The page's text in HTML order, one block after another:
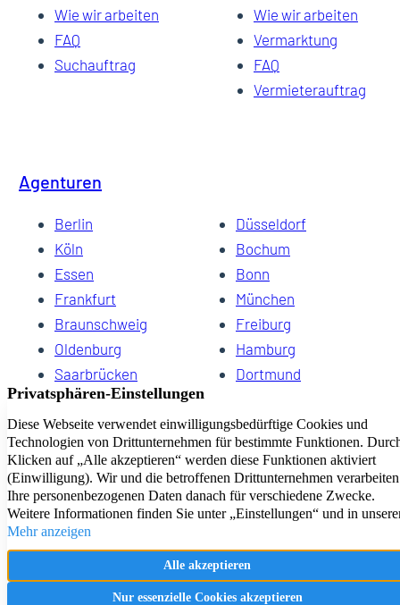
Wie wir arbeiten
FAQ
Suchauftrag
Wie wir arbeiten
Vermarktung
FAQ
Vermieterauftrag
Agenturen
Berlin
Düsseldorf
Köln
Bochum
Essen
Bonn
Frankfurt
München
Braunschweig
Freiburg
Oldenburg
Hamburg
Saarbrücken
Dortmund
Hannover
Dresden
Kiel
Wuppertal
Bremen
HomeCompany eG Ihre Agenturen für Wohnen auf Zeit